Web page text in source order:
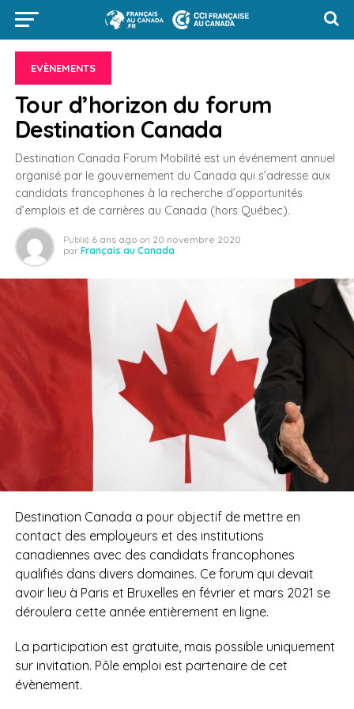
EVÈNEMENTS
Tour d’horizon du forum
Destination Canada
Destination Canada Forum Mobilité est un événement annuel
organisé par le gouvernement du Canada qui s’adresse aux
candidats francophones à la recherche d’opportunités
d’emplois et de carrières au Canada (hors Québec).
Publié 6 ans ago on 20 novembre 2020
par Français au Canada
Destination Canada a pour objectif de mettre en
contact des employeurs et des institutions
canadiennes avec des candidats francophones
qualifiés dans divers domaines. Ce forum qui devait
avoir lieu à Paris et Bruxelles en février et mars 2021 se
déroulera cette année entièrement en ligne.
La participation est gratuite, mais possible uniquement
sur invitation. Pôle emploi est partenaire de cet
évènement.